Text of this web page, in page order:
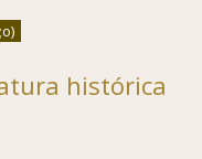
histórica